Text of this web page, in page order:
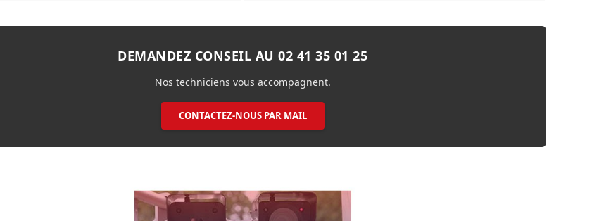
DEMANDEZ CONSEIL AU 02 41 35 01 25
Nos techniciens vous accompagnent.
CONTACTEZ-NOUS PAR MAIL